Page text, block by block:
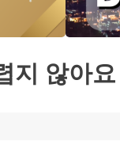
지 않아